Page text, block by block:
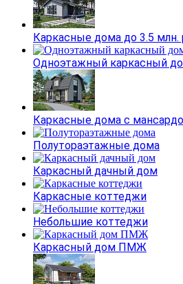
Каркасные дома до 3.5 млн.
Одноэтажный каркасный
Каркасные дома с
Полутораэтажные дома
Каркасный дачный дом
Каркасные коттеджи
Небольшие коттеджи
Каркасный дом ПМЖ